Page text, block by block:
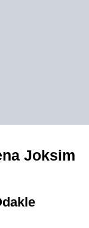
Joksim